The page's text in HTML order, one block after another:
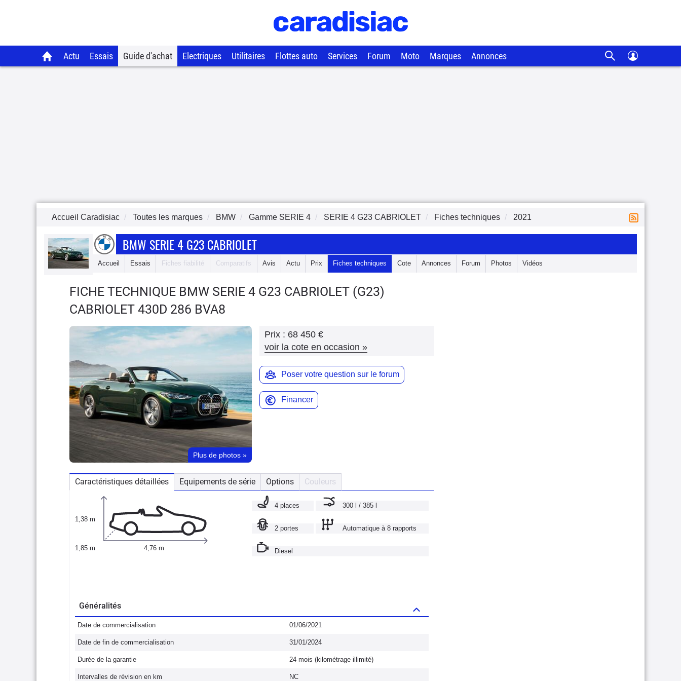
Actu Essais Guide d'achat Electriques Utilitaires Flottes auto Services Forum Moto Marques Annonces
Accueil Caradisiac Toutes les marques BMW Gamme SERIE 4 SERIE 4 G23 CABRIOLET Fiches techniques 2021
BMW SERIE 4 G23 CABRIOLET
Accueil Essais Fiches fiabilité Comparatifs Avis Actu Prix Fiches techniques Cote Annonces Forum Photos Vidéos
FICHE TECHNIQUE BMW SERIE 4 G23 CABRIOLET (G23)
CABRIOLET 430D 286 BVA8
Plus de photos »
Prix : 68 450 €
voir la cote en occasion »
Poser votre question sur le forum
Financer
Caractéristiques détaillées Equipements de série Options Couleurs
1,38 m
1,85 m 4,76 m
4 places 300 l / 385 l
2 portes Automatique à 8 rapports
Diesel
Généralités
Date de commercialisation 01/06/2021
Date de fin de commercialisation 31/01/2024
Durée de la garantie 24 mois (kilométrage illimité)
Intervalles de révision en km NC